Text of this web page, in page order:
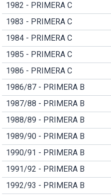
1982 - PRIMERA C
1983 - PRIMERA C
1984 - PRIMERA C
1985 - PRIMERA C
1986 - PRIMERA C
1986/87 - PRIMERA B
1987/88 - PRIMERA B
1988/89 - PRIMERA B
1989/90 - PRIMERA B
1990/91 - PRIMERA B
1991/92 - PRIMERA B
1992/93 - PRIMERA B